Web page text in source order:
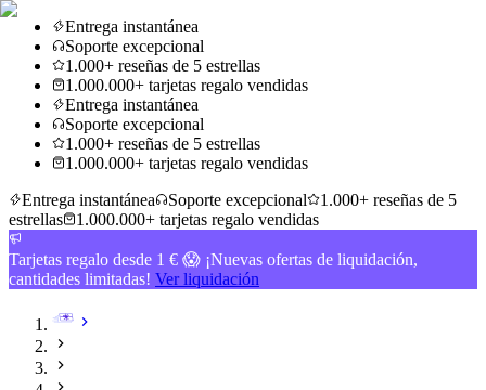
Entrega instantánea
Soporte excepcional
1.000+ reseñas de 5 estrellas
1.000.000+ tarjetas regalo vendidas
Entrega instantánea
Soporte excepcional
1.000+ reseñas de 5 estrellas
1.000.000+ tarjetas regalo vendidas
Entrega instantánea
Soporte excepcional
1.000+ reseñas de 5
estrellas
1.000.000+ tarjetas regalo vendidas
Tarjetas regalo desde 1 € 😱 ¡Nuevas ofertas de liquidación,
cantidades limitadas! Ver liquidación